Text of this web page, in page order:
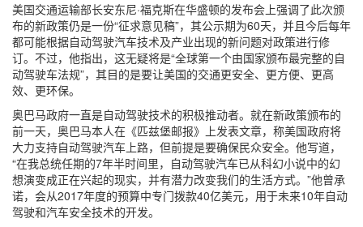
美国交通运输部长安东尼·福克斯在华盛顿的发布会上强调了此次颁
布的新政策仍是一份“征求意见稿”，其公示期为60天，并且今后每年
都可能根据自动驾驶汽车技术及产业出现的新问题对政策进行修
订。不过，他指出，这无疑将是“全球第一个由国家颁布最完整的自
动驾驶车法规”，其目的是要让美国的交通更安全、更方便、更高
效、更环保。
奥巴马政府一直是自动驾驶技术的积极推动者。就在新政策颁布的
前一天，奥巴马本人在《匹兹堡邮报》上发表文章，称美国政府将
大力支持自动驾驶汽车上路，但前提是要确保民众安全。他写道，
“在我总统任期的7年半时间里，自动驾驶汽车已从科幻小说中的幻
想演变成正在兴起的现实，并有潜力改变我们的生活方式。”他曾承
诺，会从2017年度的预算中专门拨款40亿美元，用于未来10年自动
驾驶和汽车安全技术的开发。